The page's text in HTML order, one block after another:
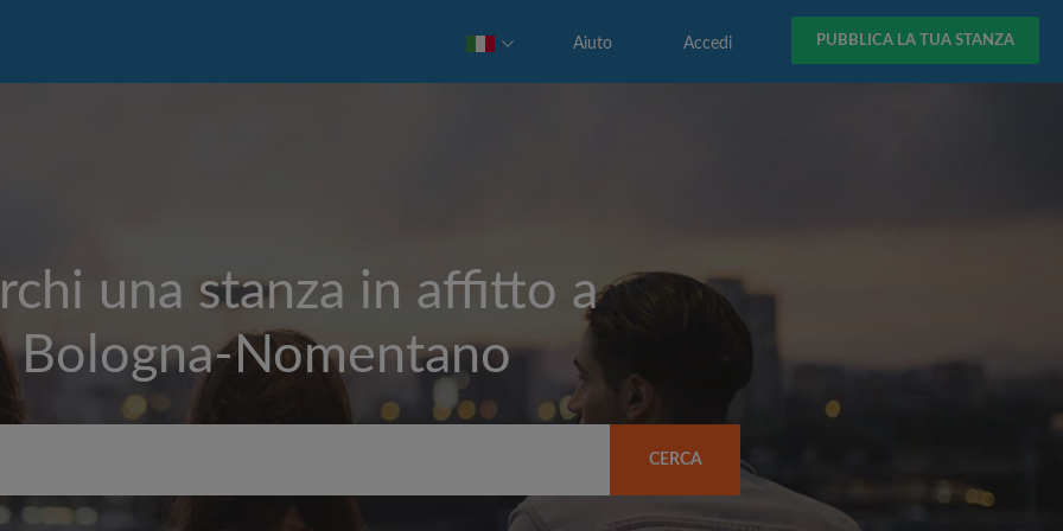
PUBBLICA LA TUA STANZA
Accedi
Aiuto
una stanza in affitto a
Bologna-Nomentano
CERCA